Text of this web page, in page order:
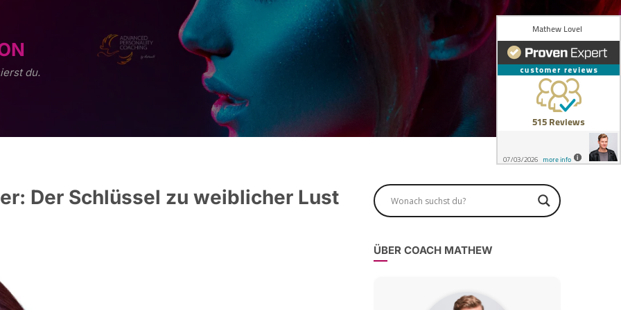
du.
Der Schlüssel zu weiblicher Lust
ÜBER COACH MATHEW